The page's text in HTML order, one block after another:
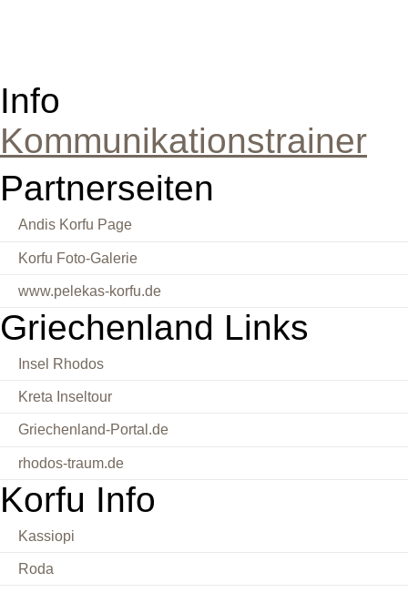
Info
Kommunikationstrainer
Partnerseiten
Andis Korfu Page
Korfu Foto-Galerie
www.pelekas-korfu.de
Griechenland Links
Insel Rhodos
Kreta Inseltour
Griechenland-Portal.de
rhodos-traum.de
Korfu Info
Kassiopi
Roda